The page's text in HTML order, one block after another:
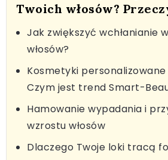
Twoich włosów?
Jak zwiększyć wchłanianie
włosów?
Kosmetyki personalizowane
Czym jest trend Smart-
Hamowanie wypadania i
wzrostu włosów
Dlaczego Twoje loki tracą